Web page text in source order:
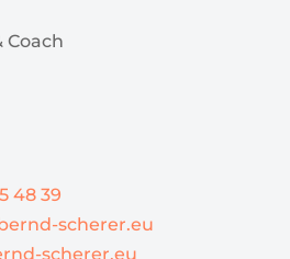
Coach
48 39
scherer.eu
scherer.eu